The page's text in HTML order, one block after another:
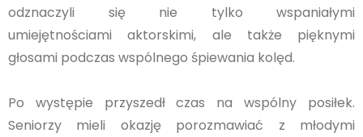
odznaczyli się nie tylko wspaniałymi
umiejętnościami aktorskimi, ale także pięknymi
głosami podczas wspólnego śpiewania kolęd.
Po występie przyszedł czas na wspólny posiłek.
Seniorzy mieli okazję porozmawiać z młodymi